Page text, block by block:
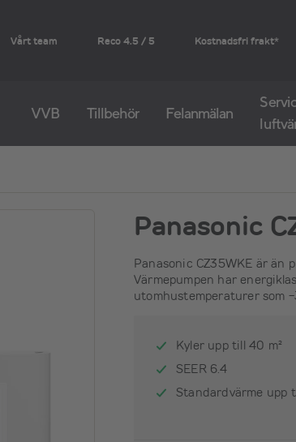
Vårt team Reco 4.5 / 5 Kostnadsfri frakt*
VVB Tillbehör Felanmälan
Panasonic
Panasonic CZ35WKE är än
Värmepumpen har
utomhustemperaturer som -
Kyler upp till 40 m²
SEER 6.4
Standardvärme upp